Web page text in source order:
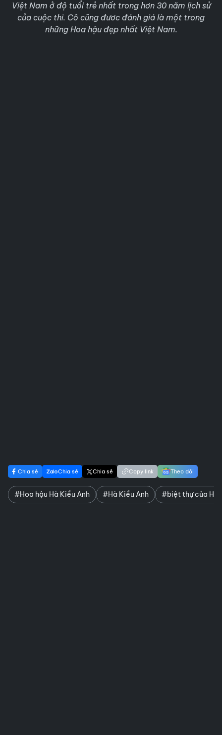
Việt Nam ở độ tuổi trẻ nhất trong hơn 30 năm lịch sử
của cuộc thi. Cô cũng đươc đánh giá là một trong
những Hoa hậu đẹp nhất Việt Nam.
Chia sẻ Chia sẻ Chia sẻ Copy link Theo dõi
#Hoa hậu Hà Kiều Anh #Hà Kiều Anh #biệt thự của Hà